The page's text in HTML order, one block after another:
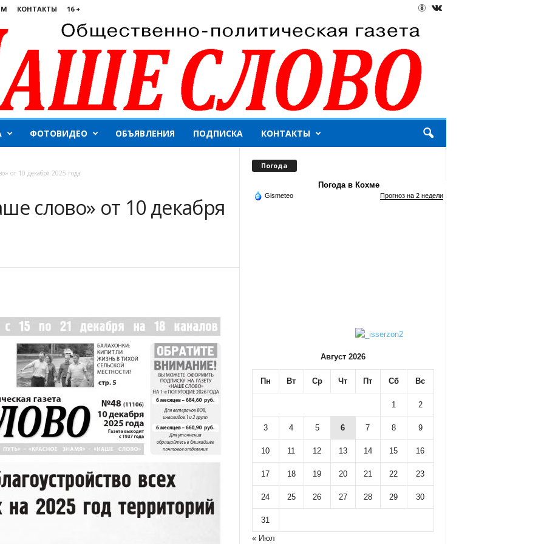
КОНТАКТЫ 16 +
ФОТОВИДЕО ОБЪЯВЛЕНИЯ ПОДПИСКА КОНТАКТЫ
от 10 декабря 2025 года
слово» от 10 декабря
Погода
Погода в Кохме
Gismeteo Прогноз на 2 недели
Август 2026
Пн Вт Ср Чт Пт Сб Вс
1 2
3 4 5 6 7 8 9
10 11 12 13 14 15 16
17 18 19 20 21 22 23
24 25 26 27 28 29 30
31
« Июл